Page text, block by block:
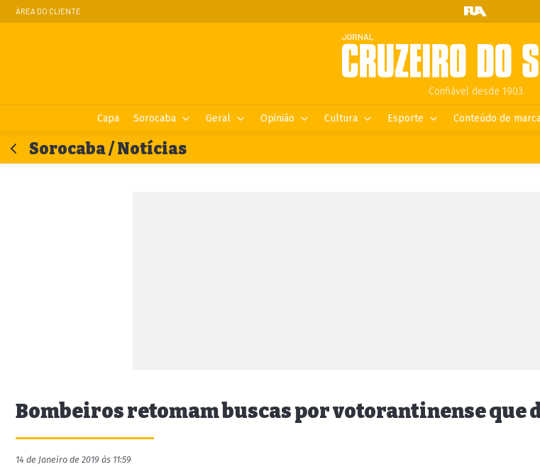
ÁREA DO CLIENTE
Confiável desde 1903.
Capa Sorocaba Geral Opinião Cultura Esporte Conteúdo de
Sorocaba / Notícias
Bombeiros retomam buscas por votorantinense que
14 de Janeiro de 2019 às 11:59